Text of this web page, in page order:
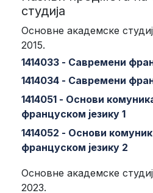
студија
Основне академске
2015.
1414033 - Савремени
1414034 - Савремени
1414051 - Основи
француском језику 1
1414052 - Основи
француском језику 2
Основне академске
2023.